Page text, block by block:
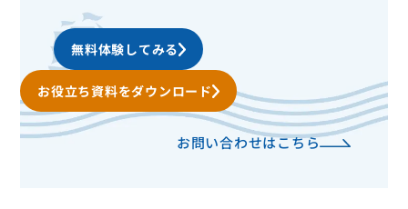
無料体験してみる
お役立ち資料をダウンロード
お問い合わせはこちら